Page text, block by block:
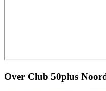
Over Club 50plus